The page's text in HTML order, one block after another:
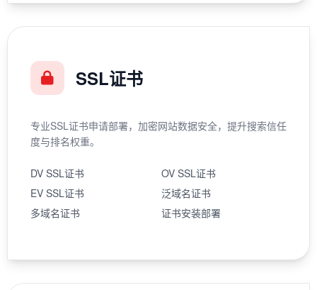
SSL证书
专业SSL证书申请部署，加密网站数据安全，提升搜索信任
度与排名权重。
DV SSL证书
OV SSL证书
EV SSL证书
泛域名证书
多域名证书
证书安装部署